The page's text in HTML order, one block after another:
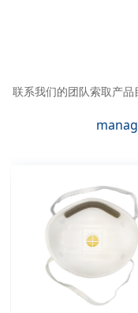
a
联系我们的团队索取产